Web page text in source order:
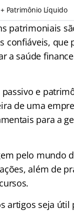
Patrimônio Líquido
patrimoniais
confiáveis, que
a saúde
e
de uma
para a
pelo mundo
além de
artigos seja